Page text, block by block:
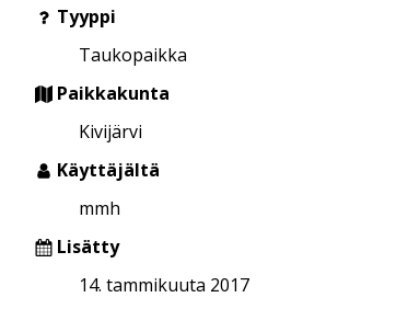
Tyyppi
Taukopaikka
Paikkakunta
Kivijärvi
Käyttäjältä
mmh
Lisätty
14. tammikuuta 2017